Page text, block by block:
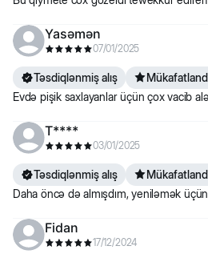
Yasəmən
07/01/2025
Təsdiqlənmiş alış
Evdə pişik saxlayanlar üçün çox vacib
T****
03/01/2025
Təsdiqlənmiş alış
Daha öncə də almışdım, yeniləmək
Fidan
17/12/2024